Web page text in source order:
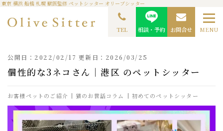
東京 横浜 船橋 札幌 獣医監修 ペットシッター オリーブシッター
MENU
TEL 相談・予約 お問合せ
お客様ペットのご紹介
個性的な3ネコさん｜港区 の
ペットシッター
公開日：2022/02/17 更新日：2026/03/25
個性的な3ネコさん｜港区 のペットシッター
お客様ペットのご紹介 猫のお世話コラム 初めてのペットシッター